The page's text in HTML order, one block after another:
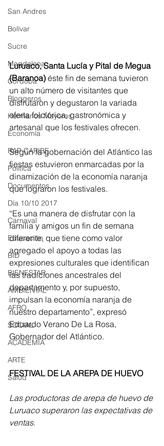
San Andres
Bolívar
Sucre
Magdalena
Córdoba
Bloggeros
Hermanos Mayores
Economía
RAP CARIBE
Política
Documentos
Día 10/10 2017
Carnaval
Educación
BID
BIENESTAR
AMBIENTAL
AFRO
SOCIAL
ACADEMIA
ARTE
Salud
Luruaco, Santa Lucía y Pital de Megua
(Baranoa) éste fin de semana tuvieron
un alto número de visitantes que
disfrutaron y degustaron la variada
oferta folclórica, gastronómica y
artesanal que los festivales ofrecen.
Según la gobernación del Atlántico las
fiestas estuvieron enmarcadas por la
dinamización de la economía naranja
que lograron los festivales.
“Es una manera de disfrutar con la
familia y amigos un fin de semana
diferente, que tiene como valor
agregado el apoyo a todas las
expresiones culturales que identifican
las tradiciones ancestrales del
departamento y, por supuesto,
impulsan la economía naranja de
nuestro departamento”, expresó
Eduardo Verano De La Rosa,
Gobernador del Atlántico.
FESTIVAL DE LA AREPA DE HUEVO
Las productoras de arepa de huevo de
Luruaco superaron las expectativas de
ventas.